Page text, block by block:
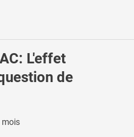
L'effet
de
mois